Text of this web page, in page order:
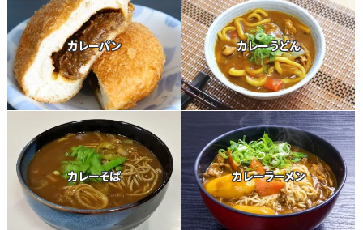
カレーパン カレーうどん
カレーそば カレーラーメン